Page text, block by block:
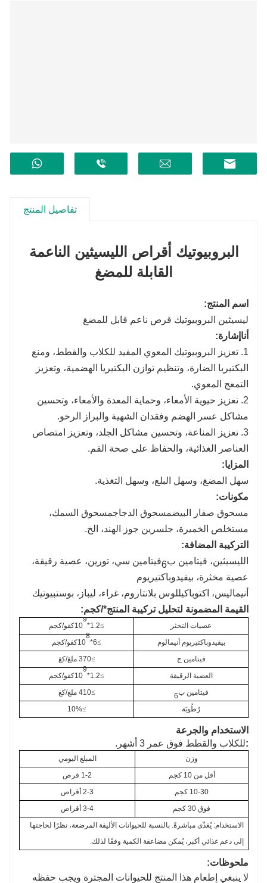
تفاصيل المنتج
البروبيوتيك أقراص الليسيثين الناعمة
القابلة للمضغ
اسم المنتج:
ليسيثين البروبيوتيك قرص ناعم قابل للمضغ
أنا إشارة:
1. تعزيز البروبيوتيك المعوي المفيد للكلاب والقطط، ومنع
البكتيريا الضارة، وتنظيم توازن البكتيريا الهضمية، وتعزيز
التمعج المعوي.
2. تعزيز حيوية الأمعاء، وحماية المعدة والأمعاء، وتحسين
مشاكل عسر الهضم وفقدان الشهية والبراز الرخو.
3. تعزيز المناعة، وتحسين مشاكل الجلد، وتعزيز امتصاص
العناصر الغذائية، والحفاظ على صحة الفم.
المزايا:
سهل المضغ، وسهل البلع، وسهل التغذية.
مكونات:
مسحوق صفار البيضمسحوق الدجاجمسحوق السمك،
مستخلص الخميرة، جلسرين جوز الهند، الخ.
التركيبة المضافة:
الليسيثين، فيتامين ب6فيتامين سي، تورين، عصية رقيقة،
عصية مخثرة، بيفيدوباكتيريوم
أنيماليس، اكتوباكيللوس بلانتاروم، غراء، ليباز، بوستبيوتيك
القيمة المضمونة لتحليل تركيبة المنتج*/كجم:
عصيات التخثر ≥
1.2*10
9
كفو/كجم
بيفيدوباكتيريوم أنيمالوم
≥
6*10
8
كفو/كجم
فيتامين ج
≥370 ملغ/كغ
العصية الرقيقة
≥
1.2*10
9
كفو/كجم
فيتامين ب6
≥410 ملغ/كغ
رُطُوبَة
≥
10%
الاستخدام والجرعة
:للكلاب والقطط فوق عمر 3 أشهر.
وزن
المبلغ اليومي
أقل من 10 كجم
1-2 قرص
10-30 كجم
2-3 أقراص
فوق 30 كجم
3-4 أقراص
الاستخدام: يُغذّى مباشرةً. بالنسبة للحيوانات الأليفة المرضعة، نظرًا لحاجتها
إلى دعم غذائي أكبر، يُمكن مضاعفة الكمية وفقًا لذلك.
ملحوظات:
لا ينبغي إطعام هذا المنتج للحيوانات المجترة ويجب حفظه